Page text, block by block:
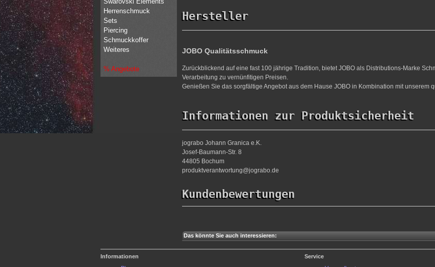
Hersteller
JOBO Qualitätsschmuck
Zurückblickend auf eine fast 100 jährige Tradition, bietet JOBO als Distributions-Marke
Verarbeitung zu vernünfitigen Preisen.
Genießen Sie das sorgfältige Angebot aus dem Hause JOBO in Kombination mit unserem
Informationen zur Produktsicherheit
jograbo Johann Granica e.K.
Josef-Baumann-Str. 8
44805 Bochum
produktverantwortung@jograbo.de
Kundenbewertungen
Das könnte Sie auch interessieren:
Herrenschmuck
Sets
Piercing
Schmuckkoffer
Weiteres
% Angebote
Informationen
Service